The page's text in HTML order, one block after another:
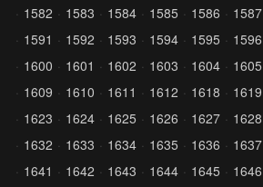
1582
1583 1584 1585 1586 1587
1591
1592 1593 1594 1595 1596
1600
1601 1602 1603 1604 1605
1609
1610 1611 1612 1618 1619
1623
1624 1625 1626 1627 1628
1632
1633 1634 1635 1636 1637
1641
1642 1643 1644 1645 1646